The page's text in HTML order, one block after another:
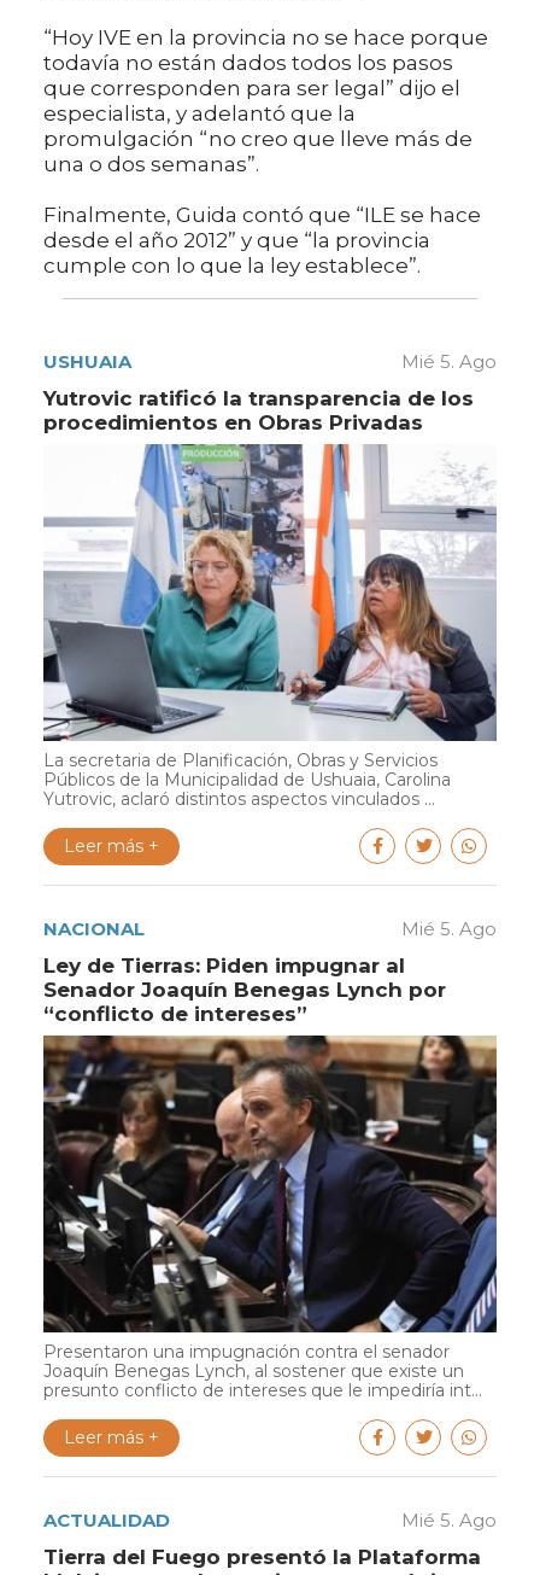
“Hoy IVE en la provincia no se hace porque
todavía no están dados todos los pasos
que corresponden para ser legal” dijo el
especialista, y adelantó que la
promulgación “no creo que lleve más de
una o dos semanas”.
Finalmente, Guida contó que “ILE se hace
desde el año 2012” y que “la provincia
cumple con lo que la ley establece”.
USHUAIA Mié 5. Ago
Yutrovic ratificó la transparencia de los
procedimientos en Obras Privadas
La secretaria de Planificación, Obras y Servicios
Públicos de la Municipalidad de Ushuaia, Carolina
Yutrovic, aclaró distintos aspectos vinculados ...
Leer más +
NACIONAL Mié 5. Ago
Ley de Tierras: Piden impugnar al
Senador Joaquín Benegas Lynch por
“conflicto de intereses”
Presentaron una impugnación contra el senador
Joaquín Benegas Lynch, al sostener que existe un
presunto conflicto de intereses que le impediría int...
Leer más +
ACTUALIDAD Mié 5. Ago
Tierra del Fuego presentó la Plataforma